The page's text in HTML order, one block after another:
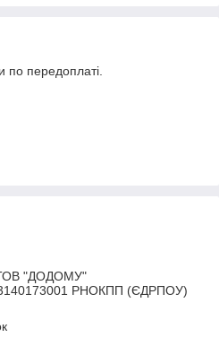
по передоплаті.
ТОВ "ДОДОМУ"
РНОКПП (ЄДРПОУ)